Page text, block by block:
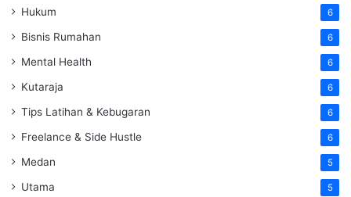
Hukum 6
Bisnis Rumahan 6
Mental Health 6
Kutaraja 6
Tips Latihan & Kebugaran 6
Freelance & Side Hustle 6
Medan 5
Utama 5